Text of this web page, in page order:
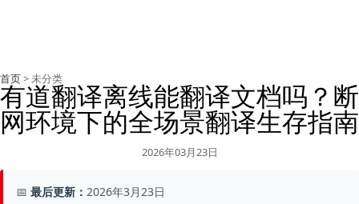
首页> 未分类
有道翻译离线能翻译文档吗？断
网环境下的全场景翻译生存指南
2026年03月23日
📅 最后更新： 2026年3月23日